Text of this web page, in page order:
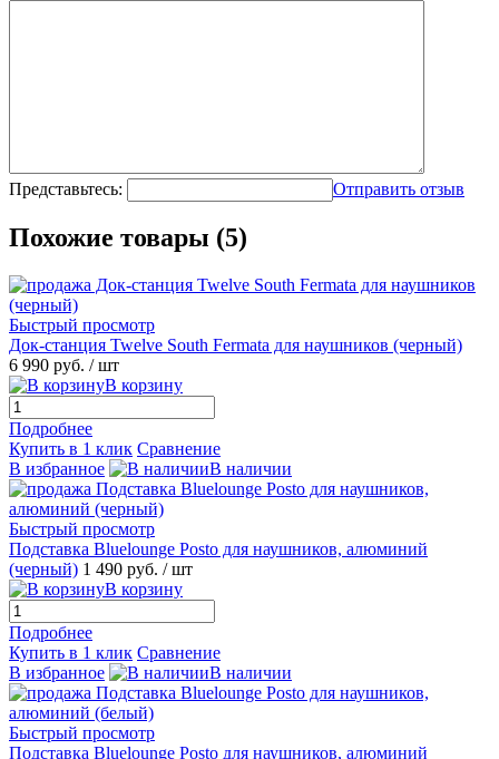
Представьтесь: Отправить отзыв
Похожие товары (5)
Быстрый просмотр
Док-станция Twelve South Fermata для наушников (черный)
6 990 руб. / шт
В корзину
Подробнее
Купить в 1 клик Сравнение
В избранное
В наличии
Быстрый просмотр
Подставка Bluelounge Posto для наушников, алюминий
(черный) 1 490 руб. / шт
В корзину
Подробнее
Купить в 1 клик Сравнение
В избранное
В наличии
Быстрый просмотр
Подставка Bluelounge Posto для наушников, алюминий